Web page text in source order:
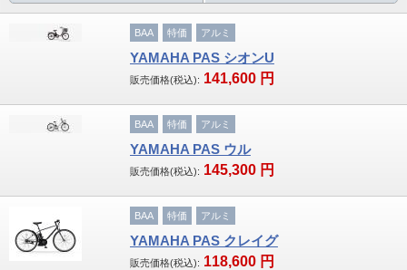
Eバイク（電動スポーツ車）
街乗り・通学・お買い物
子供車
ブランド
GIANT
MERIDA・MIYATA
BAA 特価 アルミ
YAMAHA PAS シオンU
販売価格(税込): 141,600 円
BAA 特価 アルミ
YAMAHA PAS ウル
販売価格(税込): 145,300 円
BAA 特価 アルミ
YAMAHA PAS クレイグ
販売価格(税込): 118,600 円